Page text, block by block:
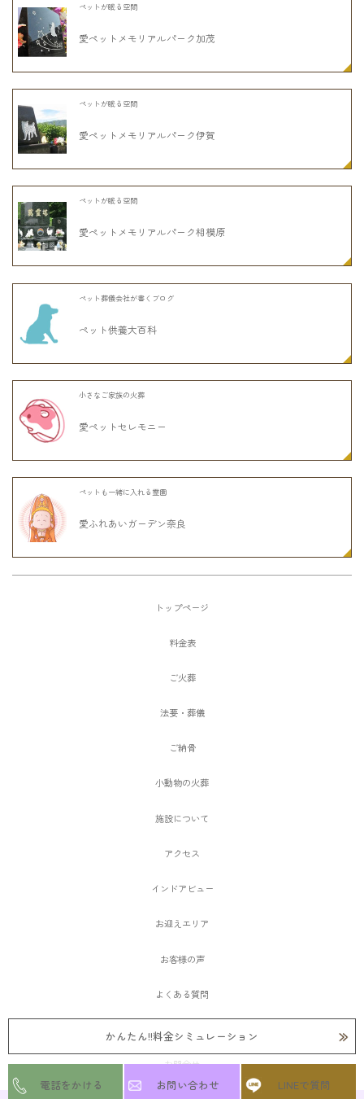
ペットが眠る空間
愛ペットメモリアルパーク加茂
ペットが眠る空間
愛ペットメモリアルパーク伊賀
ペットが眠る空間
愛ペットメモリアルパーク相模原
ペット葬儀会社が書くブログ
ペット供養大百科
小さなご家族の火葬
愛ペットセレモニー
ペットも一緒に入れる霊園
愛ふれあいガーデン奈良
トップページ
料金表
ご火葬
法要・葬儀
ご納骨
小動物の火葬
施設について
アクセス
インドアビュー
お迎えエリア
お客様の声
よくある質問
愛ペットメモリアルSHOP大阪
お問合せ
かんたん!!料金シミュレーション
電話をかける お問い合わせ LINEで質問